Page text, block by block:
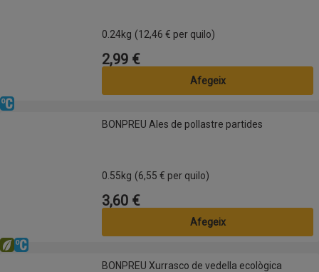
0.24kg (12,46 € per quilo)
Preu
2,99 €
Afegeix
BONPREU Ales de pollastre partides
Refrigerat
BONPREU Ales de pollastre partides
0.55kg (6,55 € per quilo)
Preu
3,60 €
Afegeix
BONPREU Xurrasco de vedella ecològica
Eco
Refrigerat
BONPREU Xurrasco de vedella ecològica